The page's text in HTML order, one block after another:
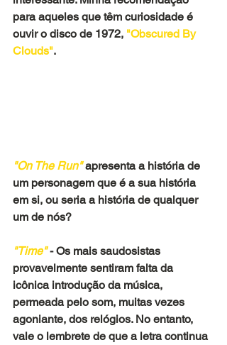
para aqueles que têm curiosidade é
ouvir o disco de 1972, "Obscured By
Clouds".
"On The Run" apresenta a história de
um personagem que é a sua história
em si, ou seria a história de qualquer
um de nós?
"Time" - Os mais saudosistas
provavelmente sentiram falta da
icônica introdução da música,
permeada pelo som, muitas vezes
agoniante, dos relógios. No entanto,
vale o lembrete de que a letra continua